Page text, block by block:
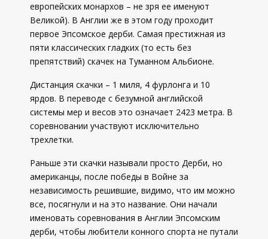
европейских монархов – не зря ее именуют
Великой). В Англии же в этом году проходит
первое Эпсомское дерби. Самая престижная из
пяти классических гладких (то есть без
препятствий) скачек на Туманном Альбионе.
Дистанция скачки – 1 миля, 4 фурлонга и 10
ярдов. В переводе с безумной английской
системы мер и весов это означает 2423 метра. В
соревновании участвуют исключительно
трехлетки.
Раньше эти скачки называли просто Дерби, но
американцы, после победы в Войне за
независимость решившие, видимо, что им можно
все, посягнули и на это название. Они начали
именовать соревнования в Англии Эпсомским
дерби, чтобы любители конного спорта не путали